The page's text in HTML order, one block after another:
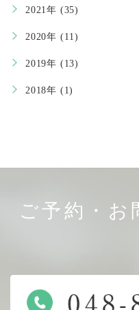
2021年 (35)
2020年 (11)
2019年 (13)
2018年 (1)
ご予約・お